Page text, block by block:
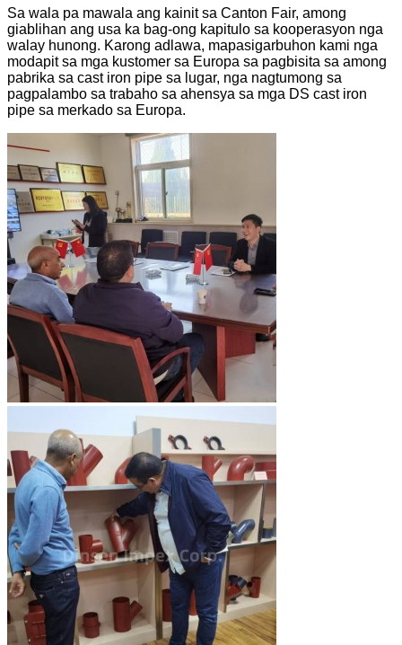
Sa wala pa mawala ang kainit sa Canton Fair, among
giablihan ang usa ka bag-ong kapitulo sa kooperasyon nga
walay hunong. Karong adlawa, mapasigarbuhon kami nga
modapit sa mga kustomer sa Europa sa pagbisita sa among
pabrika sa cast iron pipe sa lugar, nga nagtumong sa
pagpalambo sa trabaho sa ahensya sa mga DS cast iron
pipe sa merkado sa Europa.